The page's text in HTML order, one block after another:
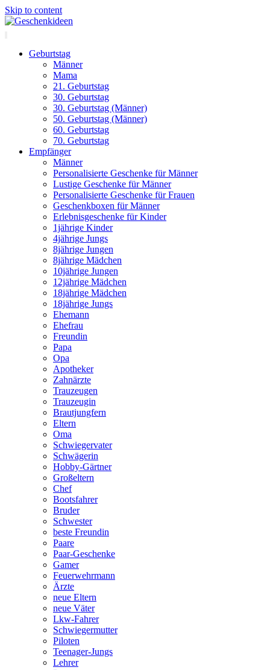
Skip to content
Geburtstag
Männer
Mama
21. Geburtstag
30. Geburtstag
30. Geburtstag (Männer)
50. Geburtstag (Männer)
60. Geburtstag
70. Geburtstag
Empfänger
Männer
Personalisierte Geschenke für Männer
Lustige Geschenke für Männer
Personalisierte Geschenke für Frauen
Geschenkboxen für Männer
Erlebnisgeschenke für Kinder
1jährige Kinder
4jährige Jungs
8jährige Jungen
8jährige Mädchen
10jährige Jungen
12jährige Mädchen
18jährige Mädchen
18jährige Jungs
Ehemann
Ehefrau
Freundin
Papa
Opa
Apotheker
Zahnärzte
Trauzeugen
Trauzeugin
Brautjungfern
Eltern
Oma
Schwiegervater
Schwägerin
Hobby-Gärtner
Großeltern
Chef
Bootsfahrer
Bruder
Schwester
beste Freundin
Paare
Paar-Geschenke
Gamer
Feuerwehrmann
Ärzte
neue Eltern
neue Väter
Lkw-Fahrer
Schwiegermutter
Piloten
Teenager-Jungs
Lehrer